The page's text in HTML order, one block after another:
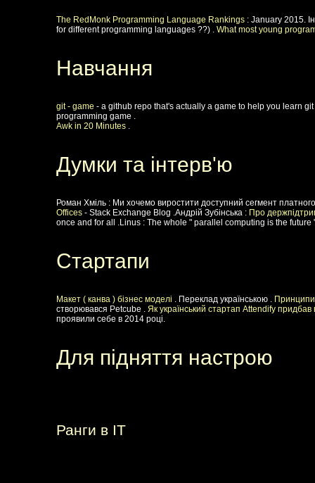
The RedMonk Programming Language Rankings : January 2015.
for different programming languages ??) . What most young
Навчання
git - game - а github repo that's actually a game to help you learn
programming game .
Awk in 20 Minutes .
Думки та інтерв'ю
Роман Хміль : Ми хочемо виростити доступний сегмент
Offices - Stack Exchange Blog .Андрій Зубінська : Про
once and for all .Linus : The whole " parallel computing is the
Стартапи
Макет ( канва ) бізнес моделі . Переклад українською .
створювався Petcube . Як український стартап Attendify
проявили себе в 2014 році.
Для підняття настрою
Ранги в IT